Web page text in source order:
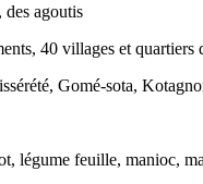
des agoutis
40 villages et quartiers
Gomé-sota,
légume feuille, manioc,